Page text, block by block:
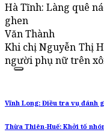
Hà Tĩnh: Làng quê
ghen
Văn Thành
Khi chị Nguyễn Thị
người phụ nữ trên
Vĩnh Long: Điều tra vụ đánh
Thừa Thiên-Huế: Khởi tố